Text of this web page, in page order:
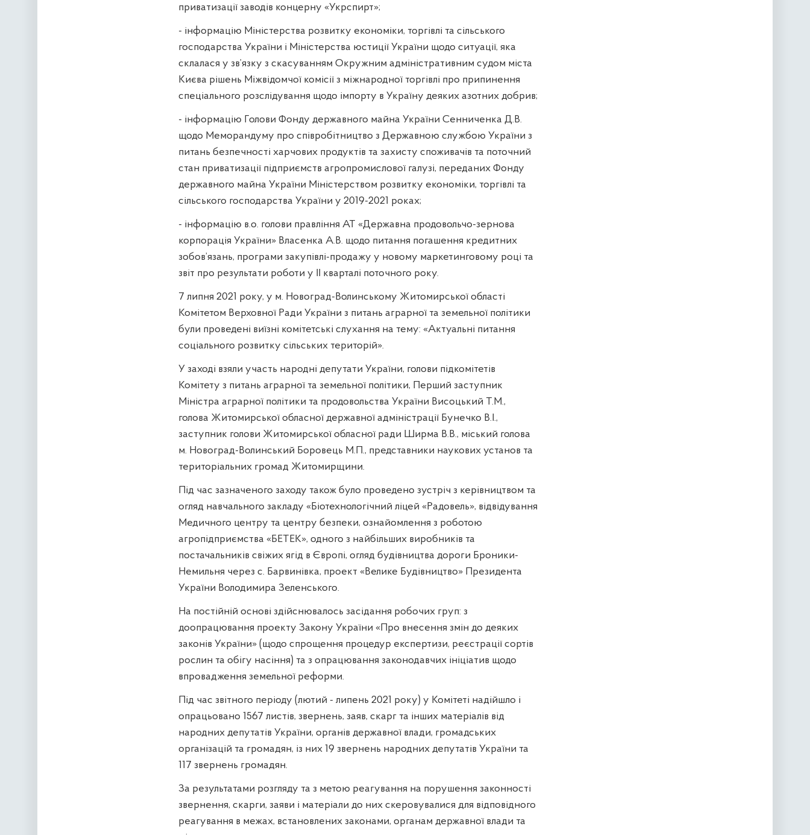
приватизації заводів концерну «Укрспирт»;
- інформацію Міністерства розвитку економіки, торгівлі та сільського
господарства України і Міністерства юстиції України щодо ситуації, яка
склалася у зв’язку з скасуванням Окружним адміністративним судом міста
Києва рішень Міжвідомчої комісії з міжнародної торгівлі про припинення
спеціального розслідування щодо імпорту в Україну деяких азотних добрив;
- інформацію Голови Фонду державного майна України Сенниченка Д.В.
щодо Меморандуму про співробітництво з Державною службою України з
питань безпечності харчових продуктів та захисту споживачів та поточний
стан приватизації підприємств агропромислової галузі, переданих Фонду
державного майна України Міністерством розвитку економіки, торгівлі та
сільського господарства України у 2019-2021 роках;
- інформацію в.о. голови правління АТ «Державна продовольчо-зернова
корпорація України» Власенка А.В. щодо питання погашення кредитних
зобов’язань, програми закупівлі-продажу у новому маркетинговому році та
звіт про результати роботи у II кварталі поточного року.
7 липня 2021 року, у м. Новоград-Волинському Житомирської області
Комітетом Верховної Ради України з питань аграрної та земельної політики
були проведені виїзні комітетські слухання на тему: «Актуальні питання
соціального розвитку сільських територій».
У заході взяли участь народні депутати України, голови підкомітетів
Комітету з питань аграрної та земельної політики, Перший заступник
Міністра аграрної політики та продовольства України Висоцький Т.М.,
голова Житомирської обласної державної адміністрації Бунечко В.І.,
заступник голови Житомирської обласної ради Ширма В.В., міський голова
м. Новоград-Волинський Боровець М.П., представники наукових установ та
територіальних громад Житомирщини.
Під час зазначеного заходу також було проведено зустріч з керівництвом та
огляд навчального закладу «Біотехнологічний ліцей «Радовель», відвідування
Медичного центру та центру безпеки, ознайомлення з роботою
агропідприємства «БЕТЕК», одного з найбільших виробників та
постачальників свіжих ягід в Європі, огляд будівництва дороги Броники-
Немильня через с. Барвинівка, проект «Велике Будівництво» Президента
України Володимира Зеленського.
На постійній основі здійснювалось засідання робочих груп: з
доопрацювання проекту Закону України «Про внесення змін до деяких
законів України» (щодо спрощення процедур експертизи, реєстрації сортів
рослин та обігу насіння) та з опрацювання законодавчих ініціатив щодо
впровадження земельної реформи.
Під час звітного періоду (лютий - липень 2021 року) у Комітеті надійшло і
опрацьовано 1567 листів, звернень, заяв, скарг та інших матеріалів від
народних депутатів України, органів державної влади, громадських
організацій та громадян, із них 19 звернень народних депутатів України та
117 звернень громадян.
За результатами розгляду та з метою реагування на порушення законності
звернення, скарги, заяви і матеріали до них скеровувалися для відповідного
реагування в межах, встановлених законами, органам державної влади та